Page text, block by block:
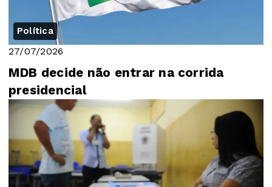
Política
27/07/2026
MDB decide não entrar na corrida
presidencial